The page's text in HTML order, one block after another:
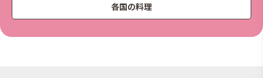
各国の料理